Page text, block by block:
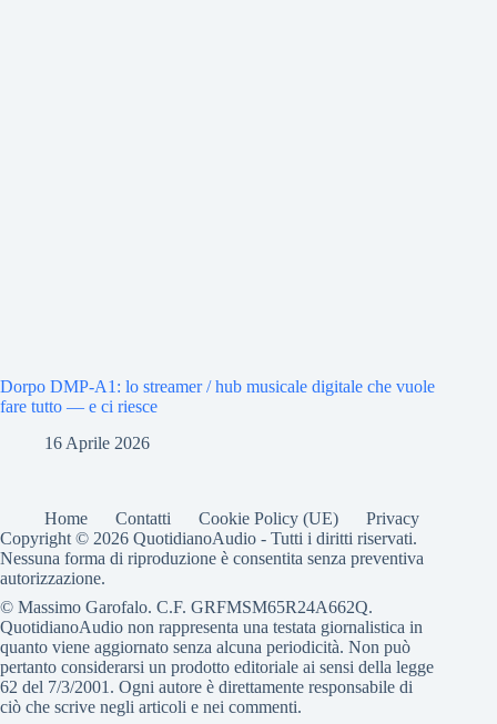
Dorpo DMP-A1: lo streamer / hub musicale digitale che vuole
fare tutto — e ci riesce
16 Aprile 2026
Home Contatti Cookie Policy (UE)
Privacy
Copyright © 2026 QuotidianoAudio - Tutti i diritti riservati.
Nessuna forma di riproduzione è consentita senza preventiva
autorizzazione.
© Massimo Garofalo. C.F. GRFMSM65R24A662Q.
QuotidianoAudio non rappresenta una testata giornalistica in
quanto viene aggiornato senza alcuna periodicità. Non può
pertanto considerarsi un prodotto editoriale ai sensi della legge
62 del 7/3/2001. Ogni autore è direttamente responsabile di
ciò che scrive negli articoli e nei commenti.